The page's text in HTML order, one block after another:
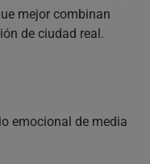
mejor combinan
de ciudad real.
emocional de media